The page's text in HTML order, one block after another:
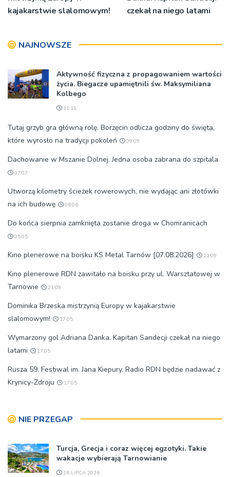
kajakarstwie slalomowym!
czekał na niego latami
NAJNOWSZE
Aktywność fizyczna z propagowaniem wartości
życia. Biegacze upamiętnili św. Maksymiliana
Kolbego
11:11
Tutaj grzyb gra główną rolę. Borzęcin odlicza godziny do święta,
które wyrosło na tradycji pokoleń
09:09
Dachowanie w Mszanie Dolnej. Jedna osoba zabrana do szpitala
07:07
Utworzą kilometry ścieżek rowerowych, nie wydając ani złotówki
na ich budowę
06:06
Do końca sierpnia zamknięta zostanie droga w Chomranicach
05:05
Kino plenerowe na boisku KS Metal Tarnów [07.08.2026] 21:09
Kino plenerowe RDN zawitało na boisku przy ul. Warsztatowej w
Tarnowie
21:09
Dominika Brzeska mistrzynią Europy w kajakarstwie
slalomowym!
17:05
Wymarzony gol Adriana Danka. Kapitan Sandecji czekał na niego
latami
17:05
Rusza 59. Festiwal im. Jana Kiepury. Radio RDN będzie nadawać z
Krynicy-Zdroju
17:05
NIE PRZEGAP
Turcja, Grecja i coraz więcej egzotyki. Takie
wakacje wybierają Tarnowianie
26 LIPCA 2026